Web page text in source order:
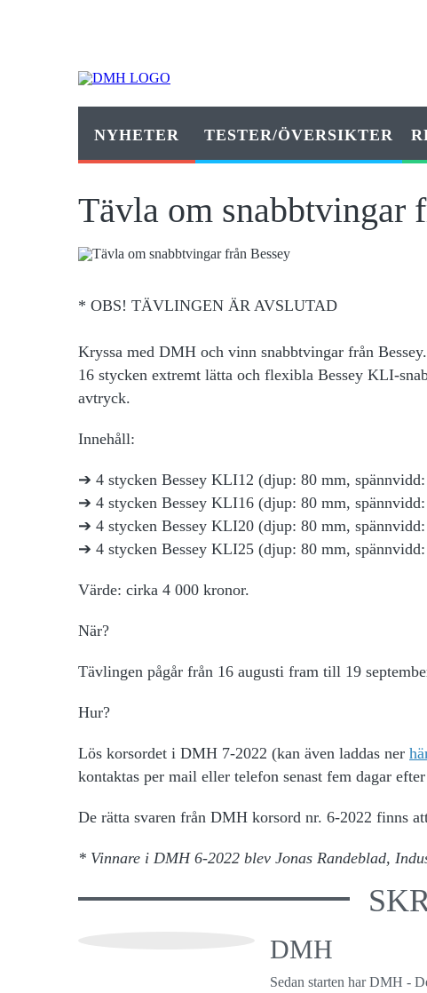
NYHETER TESTER/ÖVERSIKTER
Tävla om snabbtvingar
* OBS! TÄVLINGEN ÄR AVSLUTAD
Kryssa med DMH och vinn snabbtvingar från
16 stycken extremt lätta och flexibla Bessey KLI-
avtryck.
Innehåll:
➔ 4 stycken Bessey KLI12 (djup: 80 mm,
➔ 4 stycken Bessey KLI16 (djup: 80 mm,
➔ 4 stycken Bessey KLI20 (djup: 80 mm,
➔ 4 stycken Bessey KLI25 (djup: 80 mm,
Värde: cirka 4 000 kronor.
När?
Tävlingen pågår från 16 augusti fram till 19
Hur?
Lös korsordet i DMH 7-2022 (kan även laddas ner
kontaktas per mail eller telefon senast fem dagar
De rätta svaren från DMH korsord nr. 6-2022 finns
* Vinnare i DMH 6-2022 blev Jonas Randeblad,
DMH
Sedan starten har DMH -